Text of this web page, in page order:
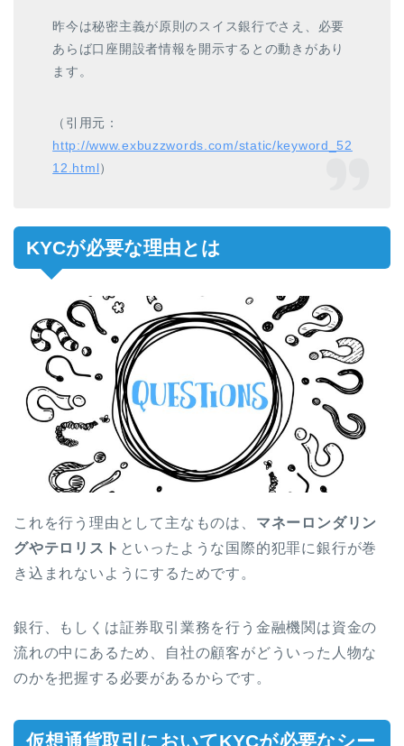
昨今は秘密主義が原則のスイス銀行でさえ、必要
あらば口座開設者情報を開示するとの動きがあり
ます。
（引用元：
http://www.exbuzzwords.com/static/keyword_52
12.html）
KYCが必要な理由とは
これを行う理由として主なものは、 マネーロンダリン
グやテロリスト といったような国際的犯罪に銀行が巻
き込まれないようにするためです。
銀行、もしくは証券取引業務を行う金融機関は資金の
流れの中にあるため、自社の顧客がどういった人物な
のかを把握する必要があるからです。
仮想通貨取引においてKYCが必要なシー